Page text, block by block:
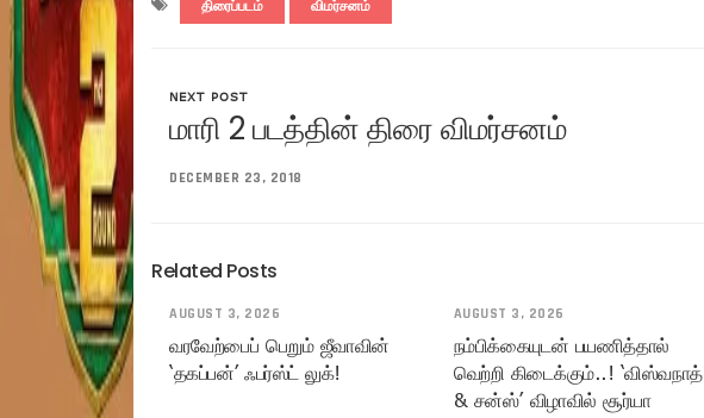
திரைப்படம் விமர்சனம்
NEXT POST
மாரி 2 படத்தின் திரை விமர்சனம்
DECEMBER 23, 2018
Related Posts
AUGUST 3, 2026
வரவேற்பைப் பெறும் ஜீவாவின்
‘தகப்பன்’ ஃபர்ஸ்ட் லுக்!
AUGUST 3, 2026
நம்பிக்கையுடன் பயணித்தால்
வெற்றி கிடைக்கும்..! ‘விஸ்வநாத்
& சன்ஸ்’ விழாவில் சூர்யா